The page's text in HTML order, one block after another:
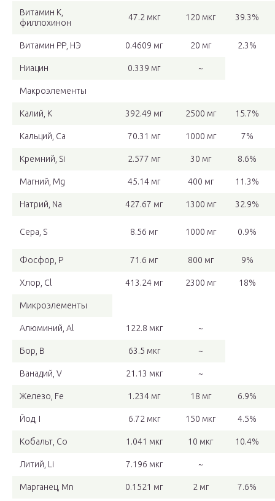
Витамин К,
филлохинон
47.2 мкг 120 мкг 39.3%
Витамин РР, НЭ 0.4609 мг 20 мг 2.3%
Ниацин 0.339 мг ~
Макроэлементы
Калий, K 392.49 мг 2500 мг 15.7%
Кальций, Ca 70.31 мг 1000 мг 7%
Кремний, Si 2.577 мг 30 мг 8.6%
Магний, Mg 45.14 мг 400 мг 11.3%
Натрий, Na 427.67 мг 1300 мг 32.9%
Сера, S 8.56 мг 1000 мг 0.9%
Фосфор, P 71.6 мг 800 мг 9%
Хлор, Cl 413.24 мг 2300 мг 18%
Микроэлементы
Алюминий, Al 122.8 мкг ~
Бор, B 63.5 мкг ~
Ванадий, V 21.13 мкг ~
Железо, Fe 1.234 мг 18 мг 6.9%
Йод, I 6.72 мкг 150 мкг 4.5%
Кобальт, Co 1.041 мкг 10 мкг 10.4%
Литий, Li 7.196 мкг ~
Марганец, Mn 0.1521 мг 2 мг 7.6%